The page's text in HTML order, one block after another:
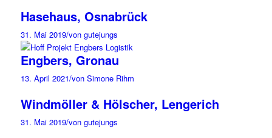
Hasehaus, Osnabrück
31. Mai 2019/von gutejungs
Engbers, Gronau
13. April 2021/von Simone Rihm
Windmöller & Hölscher, Lengerich
31. Mai 2019/von gutejungs